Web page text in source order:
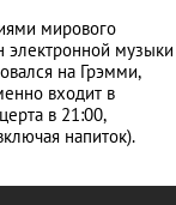
мирового
электронной музыки
на Грэмми,
входит в
в 21:00,
напиток).